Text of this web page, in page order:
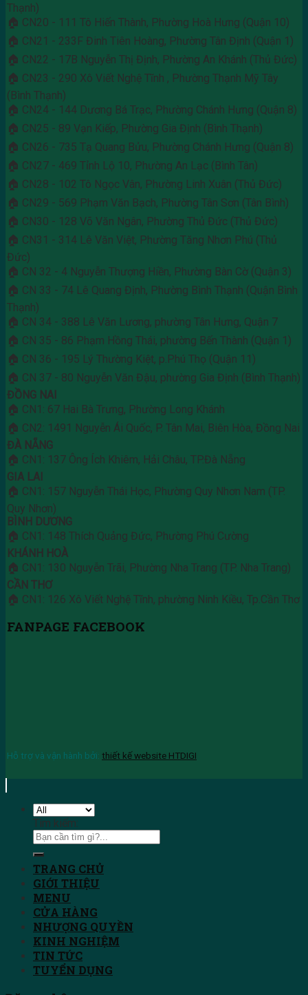
Thạnh)
🏠 CN20 - 111 Tô Hiến Thành, Phường Hoà Hưng (Quận 10)
🏠 CN21 - 233F Đinh Tiên Hoàng, Phường Tân Định (Quận 1)
🏠 CN22 - 17B Nguyễn Thị Định, Phường An Khánh (Thủ Đức)
🏠 CN23 - 290 Xô Viết Nghệ Tĩnh , Phường Thạnh Mỹ Tây
(Bình Thạnh)
🏠 CN24 - 144 Dương Bá Trạc, Phường Chánh Hưng (Quận 8)
🏠 CN25 - 89 Vạn Kiếp, Phường Gia Định (Bình Thạnh)
🏠 CN26 - 735 Tạ Quang Bửu, Phường Chánh Hưng (Quận 8)
🏠 CN27 - 469 Tỉnh Lộ 10, Phường An Lạc (Bình Tân)
🏠 CN28 - 102 Tô Ngọc Vân, Phường Linh Xuân (Thủ Đức)
🏠 CN29 - 569 Phạm Văn Bạch, Phường Tân Sơn (Tân Bình)
🏠 CN30 - 128 Võ Văn Ngân, Phường Thủ Đức (Thủ Đức)
🏠 CN31 - 314 Lê Văn Việt, Phường Tăng Nhơn Phú (Thủ
Đức)
🏠 CN 32 - 4 Nguyễn Thượng Hiền, Phường Bàn Cờ (Quận 3)
🏠 CN 33 - 74 Lê Quang Định, Phường Bình Thạnh (Quận Bình
Thạnh)
🏠 CN 34 - 388 Lê Văn Lương, phường Tân Hưng, Quận 7
🏠 CN 35 - 86 Phạm Hồng Thái, phường Bến Thành (Quận 1)
🏠 CN 36 - 195 Lý Thường Kiệt, p.Phú Thọ (Quận 11)
🏠 CN 37 - 80 Nguyễn Văn Đậu, phường Gia Định (Bình Thạnh)
ĐỒNG NAI
🏠 CN1: 67 Hai Bà Trưng, Phường Long Khánh
🏠 CN2: 1491 Nguyễn Ái Quốc, P. Tân Mai, Biên Hòa, Đồng Nai
ĐÀ NẴNG
🏠 CN1: 137 Ông Ích Khiêm, Hải Châu, TP.Đà Nẵng
GIA LAI
🏠 CN1: 157 Nguyễn Thái Học, Phường Quy Nhơn Nam (TP.
Quy Nhơn)
BÌNH DƯƠNG
🏠 CN1: 148 Thích Quảng Đức, Phường Phú Cường
KHÁNH HOÀ
🏠 CN1: 130 Nguyễn Trãi, Phường Nha Trang (TP. Nha Trang)
CẦN THƠ
🏠 CN1: 126 Xô Viết Nghệ Tĩnh, phường Ninh Kiều, Tp.Cần Thơ
FANPAGE FACEBOOK
Hỗ trợ và vận hành bởi: thiết kế website HTDIGI
Tìm kiếm:
TRANG CHỦ
GIỚI THIỆU
MENU
CỬA HÀNG
NHƯỢNG QUYỀN
KINH NGHIỆM
TIN TỨC
TUYỂN DỤNG